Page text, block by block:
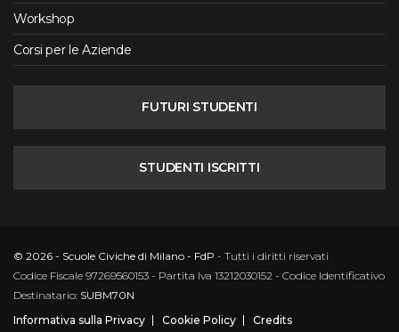
Workshop
Corsi per le Aziende
FUTURI STUDENTI
STUDENTI ISCRITTI
© 2026 - Scuole Civiche di Milano - FdP - Tutti i diritti riservati
Codice Fiscale 97269560153 - Partita Iva 13212030152 - Codice Identificativo
Destinatario: SUBM70N
Informativa sulla Privacy
Cookie Policy Credits